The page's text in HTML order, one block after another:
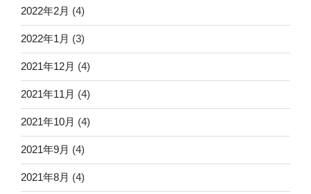
2022年2月 (4)
2022年1月 (3)
2021年12月 (4)
2021年11月 (4)
2021年10月 (4)
2021年9月 (4)
2021年8月 (4)